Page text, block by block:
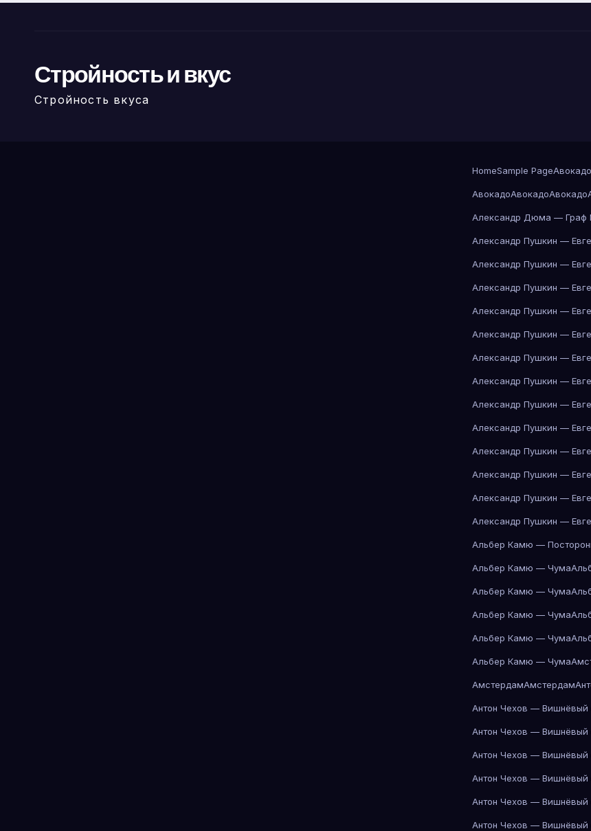
Стройность и вкус
Стройность вкуса
HomeSample PageАвокадо
АвокадоАвокадоАвокадо
Александр Дюма — Граф
Александр Пушкин —
Александр Пушкин —
Александр Пушкин —
Александр Пушкин —
Александр Пушкин —
Александр Пушкин —
Александр Пушкин —
Александр Пушкин —
Александр Пушкин —
Александр Пушкин —
Александр Пушкин —
Александр Пушкин —
Александр Пушкин —
Альбер Камю —
Альбер Камю — Чума
Альбер Камю — Чума
Альбер Камю — Чума
Альбер Камю — Чума
Альбер Камю — Чума
АмстердамАмстердам
Антон Чехов — Вишнёвый
Антон Чехов — Вишнёвый
Антон Чехов — Вишнёвый
Антон Чехов — Вишнёвый
Антон Чехов — Вишнёвый
Антон Чехов — Вишнёвый